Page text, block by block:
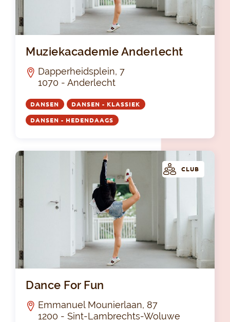
Muziekacademie Anderlecht
Dapperheidsplein, 7
1070 - Anderlecht
DANSEN DANSEN - KLASSIEK
DANSEN - HEDENDAAGS
CLUB
Dance For Fun
Emmanuel Mounierlaan, 87
1200 - Sint-Lambrechts-Woluwe